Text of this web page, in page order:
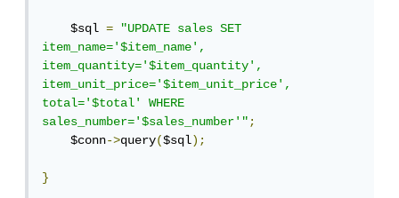
$sql =
"UPDATE sales SET
item_name='$item_name',
item_quantity='$item_quantity',
item_unit_price='$item_unit_price',
total='$total' WHERE
sales_number='$sales_number'";
$conn->query($sql);
}